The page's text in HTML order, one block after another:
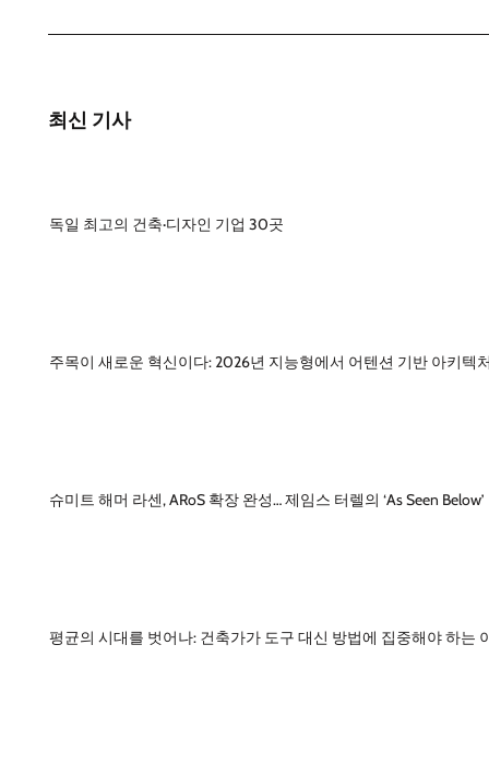
최신 기사
독일 최고의 건축·디자인 기업 30곳
주목이 새로운 혁신이다: 2026년 지능형에서 어텐션 기반 아키텍
슈미트 해머 라센, ARoS 확장 완성… 제임스 터렐의 ‘As Seen
평균의 시대를 벗어나: 건축가가 도구 대신 방법에 집중해야 하는